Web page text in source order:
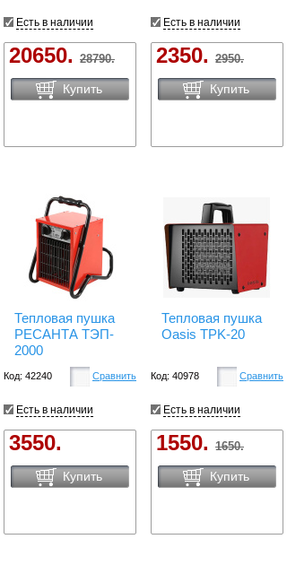
Есть в наличии
20650. 28790.
Купить
Есть в наличии
2350. 2950.
Купить
Тепловая пушка
РЕСАНТА ТЭП-
2000
Код: 42240 Сравнить
Есть в наличии
3550.
Купить
Тепловая пушка
Oasis TPK-20
Код: 40978 Сравнить
Есть в наличии
1550. 1650.
Купить